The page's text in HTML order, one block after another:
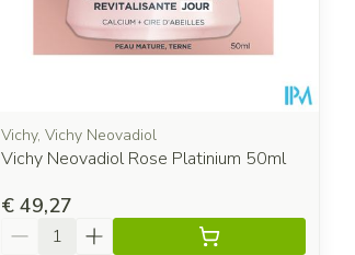
Vichy, Vichy Neovadiol
Vichy Neovadiol Rose Platinium 50ml
€ 49,27
Aantal